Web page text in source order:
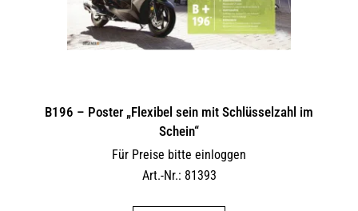
B196 – Poster „Flexibel sein mit Schlüsselzahl im
Schein“
Für Preise bitte einloggen
Art.-Nr.: 81393